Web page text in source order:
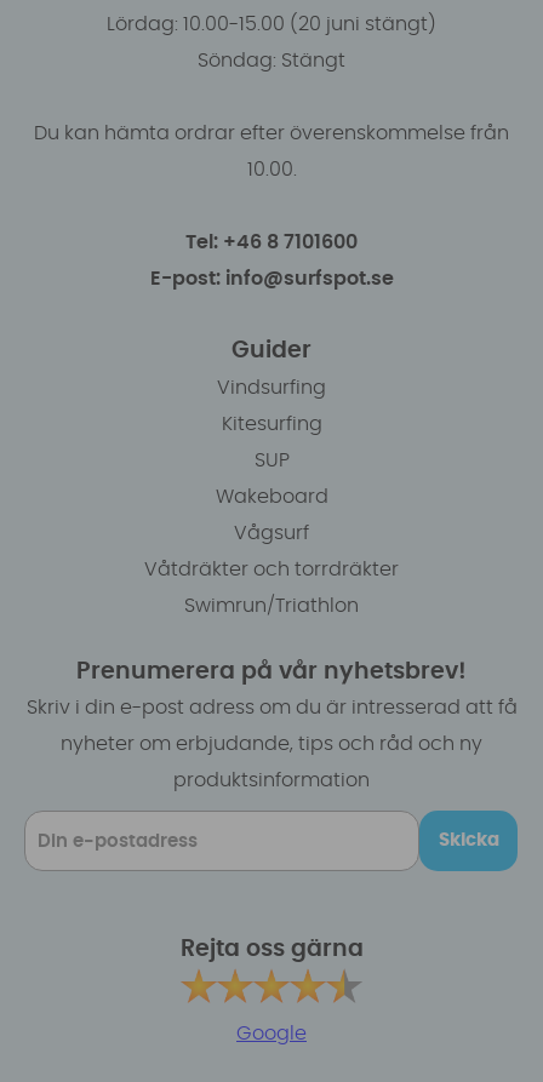
Lördag: 10.00-15.00 (20 juni stängt)
Söndag: Stängt
Du kan hämta ordrar efter överenskommelse från
10.00.
Tel: +46 8 7101600
E-post: info@surfspot.se
Guider
Vindsurfing
Kitesurfing
SUP
Wakeboard
Vågsurf
Våtdräkter och torrdräkter
Swimrun/Triathlon
Prenumerera på vår nyhetsbrev!
Skriv i din e-post adress om du är intresserad att få
nyheter om erbjudande, tips och råd och ny
produktsinformation
Skicka
Rejta oss gärna
Google